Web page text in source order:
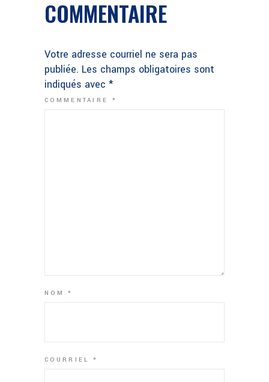
COMMENTAIRE
Votre adresse courriel ne sera pas
publiée. Les champs obligatoires sont
indiqués avec *
COMMENTAIRE *
NOM*
COURRIEL *